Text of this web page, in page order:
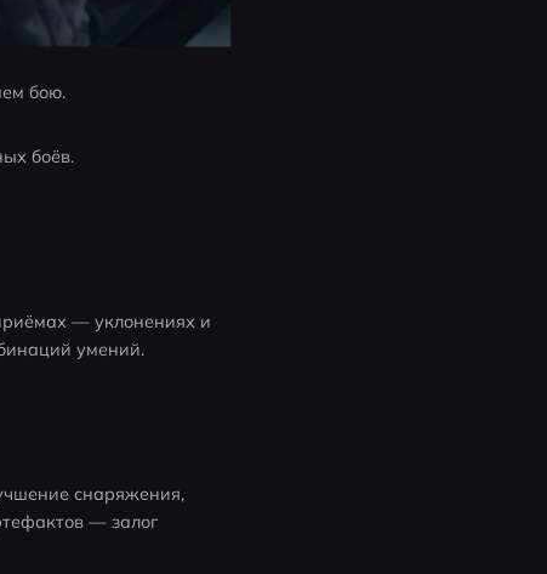
бою.
боёв.
— уклонениях и
умений.
снаряжения,
— залог